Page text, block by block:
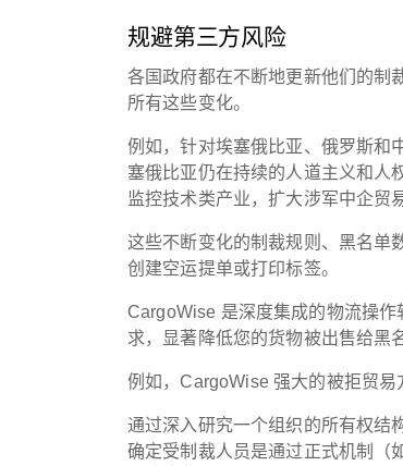
规避第三方风险
各国政府都在不断地更新他们的制
所有这些变化。
例如，针对埃塞俄比亚、俄罗斯和
塞俄比亚仍在持续的人道主义和人
监控技术类产业，扩大涉军中企贸
这些不断变化的制裁规则、黑名单
创建空运提单或打印标签。
CargoWise 是深度集成的物流操
求，显著降低您的货物被出售给黑
例如，CargoWise 强大的被拒贸
通过深入研究一个组织的所有权结
确定受制裁人员是通过正式机制（